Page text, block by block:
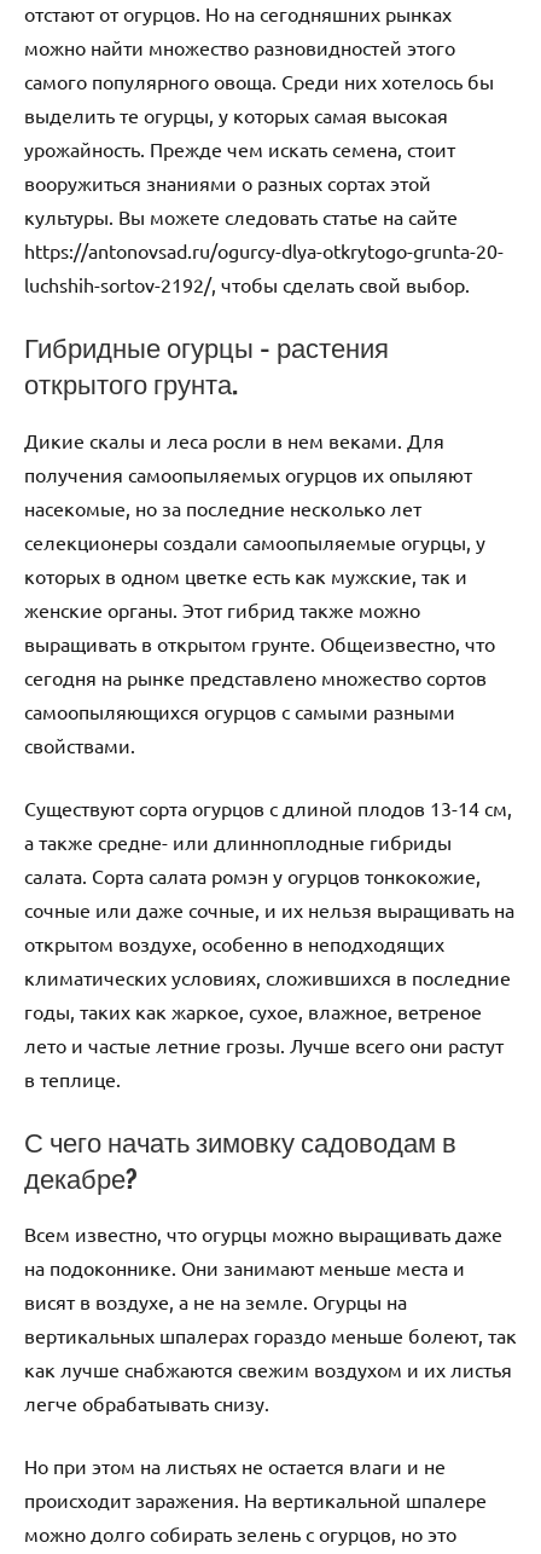
отстают от огурцов. Но на сегодняшних рынках
можно найти множество разновидностей этого
самого популярного овоща. Среди них хотелось бы
выделить те огурцы, у которых самая высокая
урожайность. Прежде чем искать семена, стоит
вооружиться знаниями о разных сортах этой
культуры. Вы можете следовать статье на сайте
https://antonovsad.ru/ogurcy-dlya-otkrytogo-grunta-20-
luchshih-sortov-2192/, чтобы сделать свой выбор.
Гибридные огурцы – растения
открытого грунта.
Дикие скалы и леса росли в нем веками. Для
получения самоопыляемых огурцов их опыляют
насекомые, но за последние несколько лет
селекционеры создали самоопыляемые огурцы, у
которых в одном цветке есть как мужские, так и
женские органы. Этот гибрид также можно
выращивать в открытом грунте. Общеизвестно, что
сегодня на рынке представлено множество сортов
самоопыляющихся огурцов с самыми разными
свойствами.
Существуют сорта огурцов с длиной плодов 13-14 см,
а также средне- или длинноплодные гибриды
салата. Сорта салата ромэн у огурцов тонкокожие,
сочные или даже сочные, и их нельзя выращивать на
открытом воздухе, особенно в неподходящих
климатических условиях, сложившихся в последние
годы, таких как жаркое, сухое, влажное, ветреное
лето и частые летние грозы. Лучше всего они растут
в теплице.
С чего начать зимовку садоводам в
декабре?
Всем известно, что огурцы можно выращивать даже
на подоконнике. Они занимают меньше места и
висят в воздухе, а не на земле. Огурцы на
вертикальных шпалерах гораздо меньше болеют, так
как лучше снабжаются свежим воздухом и их листья
легче обрабатывать снизу.
Но при этом на листьях не остается влаги и не
происходит заражения. На вертикальной шпалере
можно долго собирать зелень с огурцов, но это